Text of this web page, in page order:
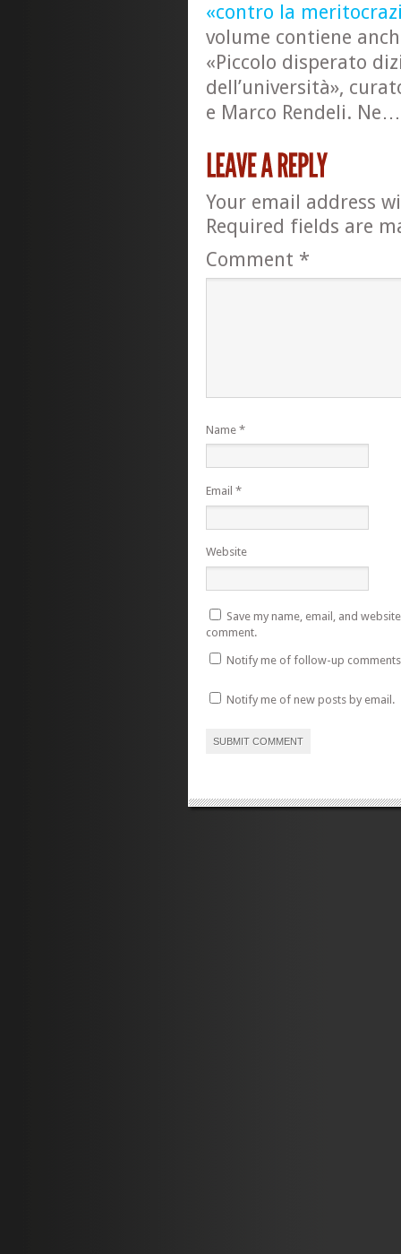
«contro la
volume contiene
«Piccolo disperato
dell’università»,
e Marco Rendeli. Ne…
Your email address
Required fields are
Comment *
Name *
Email *
Website
Save my name, email, and
comment.
Notify me of follow-up
Notify me of new posts by email.